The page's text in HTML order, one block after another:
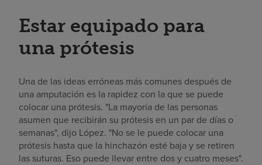
Estar equipado para
una prótesis
Una de las ideas erróneas más comunes después de
una amputación es la rapidez con la que se puede
colocar una prótesis. "La mayoría de las personas
asumen que recibirán su prótesis en un par de días o
semanas", dijo López. "No se le puede colocar una
prótesis hasta que la hinchazón esté baja y se retiren
las suturas. Eso puede llevar entre dos y cuatro meses".